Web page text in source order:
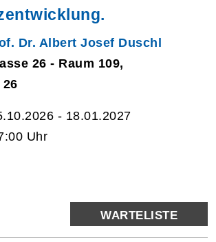
Dr. Albert Josef Duschl
26 - Raum 109,
- 18.01.2027
Uhr
WARTELISTE